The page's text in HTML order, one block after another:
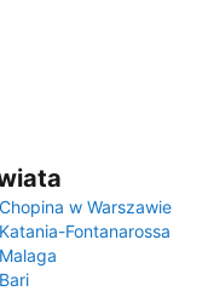
w Warszawie
Fontanarossa